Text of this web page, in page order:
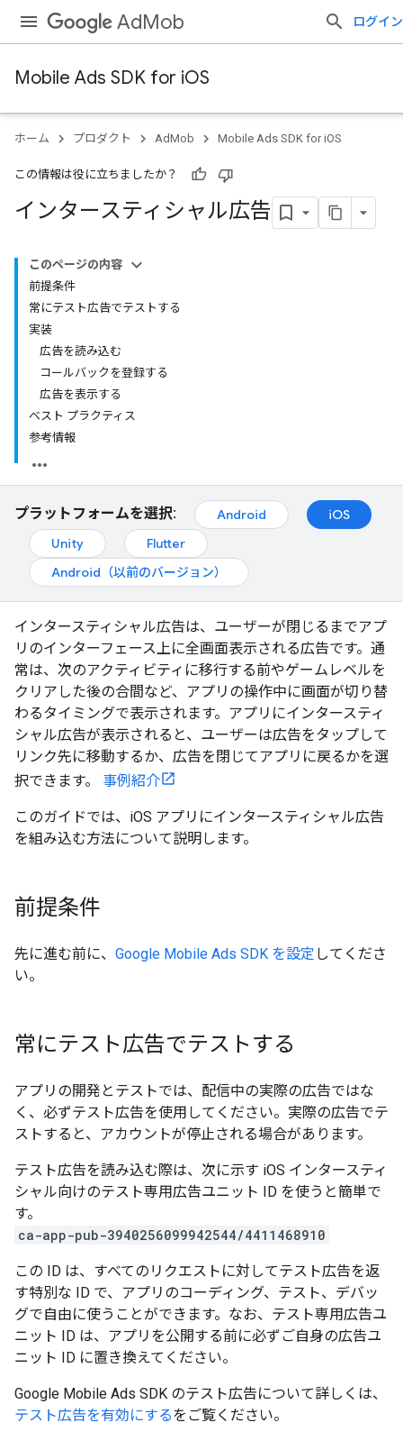
AdMob ログイン
Mobile Ads SDK for iOS
ホーム プロダクト AdMob Mobile Ads SDK for iOS
この情報は役に立ちましたか？
インタースティシャル広告
このページの内容
前提条件
常にテスト広告でテストする
実装
広告を読み込む
コールバックを登録する
広告を表示する
ベスト プラクティス
参考情報
プラットフォームを選択: Android
iOS
Unity
Flutter
Android（以前のバージョン）
インタースティシャル広告は、ユーザーが閉じるまでアプ
リのインターフェース上に全画面表示される広告です。通
常は、次のアクティビティに移行する前やゲームレベルを
クリアした後の合間など、アプリの操作中に画面が切り替
わるタイミングで表示されます。アプリにインタースティ
シャル広告が表示されると、ユーザーは広告をタップして
リンク先に移動するか、広告を閉じてアプリに戻るかを選
択できます。 事例紹介
このガイドでは、iOS アプリにインタースティシャル広告
を組み込む方法について説明します。
前提条件
先に進む前に、 Google Mobile Ads SDK を設定 してくださ
い。
常にテスト広告でテストする
アプリの開発とテストでは、配信中の実際の広告ではな
く、必ずテスト広告を使用してください。実際の広告でテ
ストすると、アカウントが停止される場合があります。
テスト広告を読み込む際は、次に示す iOS インタースティ
シャル向けのテスト専用広告ユニット ID を使うと簡単で
す。
ca-app-pub-3940256099942544/4411468910
この ID は、すべてのリクエストに対してテスト広告を返
す特別な ID で、アプリのコーディング、テスト、デバッ
グで自由に使うことができます。なお、テスト専用広告ユ
ニット ID は、アプリを公開する前に必ずご自身の広告ユ
ニット ID に置き換えてください。
Google Mobile Ads SDK のテスト広告について詳しくは、
テスト広告を有効にするをご覧ください。